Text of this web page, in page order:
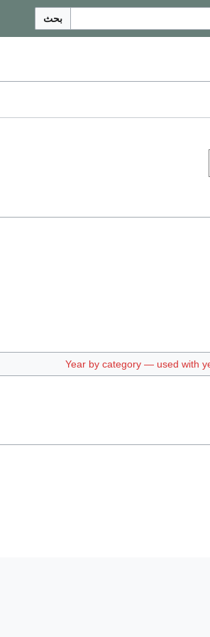
بحث
Year by category — used with